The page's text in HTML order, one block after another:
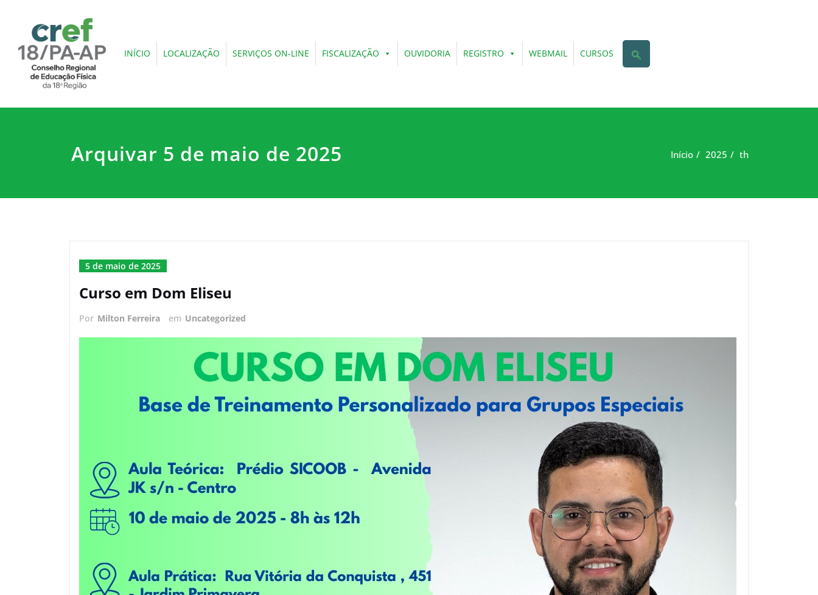
INÍCIO LOCALIZAÇÃO SERVIÇOS ON-LINE FISCALIZAÇÃO OUVIDORIA REGISTRO WEBMAIL CURSOS
Arquivar 5 de maio de 2025 Início 2025 th
5 de maio de 2025
Curso em Dom Eliseu
Por Milton Ferreira em Uncategorized